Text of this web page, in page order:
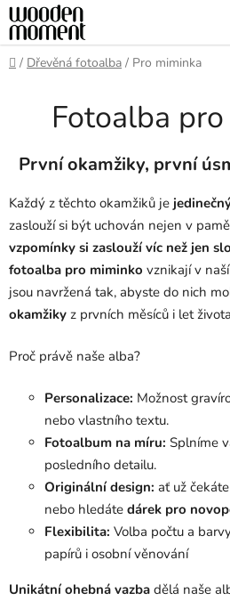
Přejít
na
obsah
Domů
/ Dřevěná fotoalba / Pro miminka
Fotoalba
První okamžiky, první
Každý z těchto okamžiků je
zaslouží si být uchován nejen v
vzpomínky si zaslouží víc než jen
fotoalba pro miminko vznikají v
jsou navržená tak, abyste do nich
okamžiky z prvních měsíců i let
Proč právě naše alba?
Personalizace: Možnost
nebo vlastního textu.
Fotoalbum na míru: Splníme
posledního detailu.
Originální design: ať už
nebo hledáte dárek pro
Flexibilita: Volba počtu a
papírů i osobní věnování
Unikátní ohebná vazba dělá naše